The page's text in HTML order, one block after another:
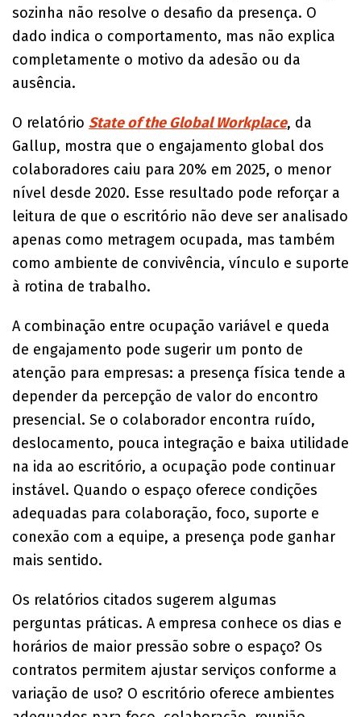
sozinha não resolve o desafio da presença. O
dado indica o comportamento, mas não explica
completamente o motivo da adesão ou da
ausência.
O relatório State of the Global Workplace, da
Gallup, mostra que o engajamento global dos
colaboradores caiu para 20% em 2025, o menor
nível desde 2020. Esse resultado pode reforçar a
leitura de que o escritório não deve ser analisado
apenas como metragem ocupada, mas também
como ambiente de convivência, vínculo e suporte
à rotina de trabalho.
A combinação entre ocupação variável e queda
de engajamento pode sugerir um ponto de
atenção para empresas: a presença física tende a
depender da percepção de valor do encontro
presencial. Se o colaborador encontra ruído,
deslocamento, pouca integração e baixa utilidade
na ida ao escritório, a ocupação pode continuar
instável. Quando o espaço oferece condições
adequadas para colaboração, foco, suporte e
conexão com a equipe, a presença pode ganhar
mais sentido.
Os relatórios citados sugerem algumas
perguntas práticas. A empresa conhece os dias e
horários de maior pressão sobre o espaço? Os
contratos permitem ajustar serviços conforme a
variação de uso? O escritório oferece ambientes